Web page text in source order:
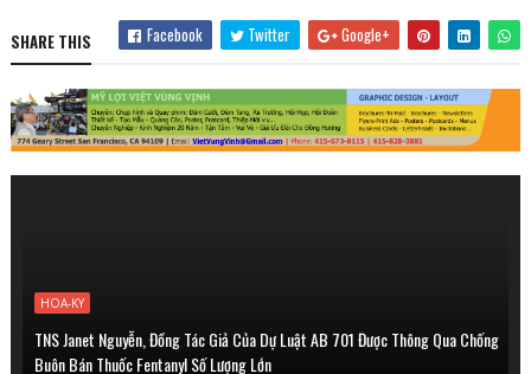
SHARE THIS Facebook Twitter Google+
HOA-KY
TNS Janet Nguyễn, Đồng Tác Giả Của Dự Luật AB 701 Được Thông Qua Chống
Buôn Bán Thuốc Fentanyl Số Lượng Lớn